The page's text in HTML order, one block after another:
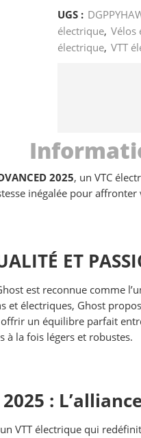
UGS :
électrique, Vélos
électrique, VTT
2025, un VTC
inégalée pour
ET
est reconnue comme
et électriques, Ghost
un équilibre parfait
à la fois légers et robustes.
2025 :
VTT électrique qui